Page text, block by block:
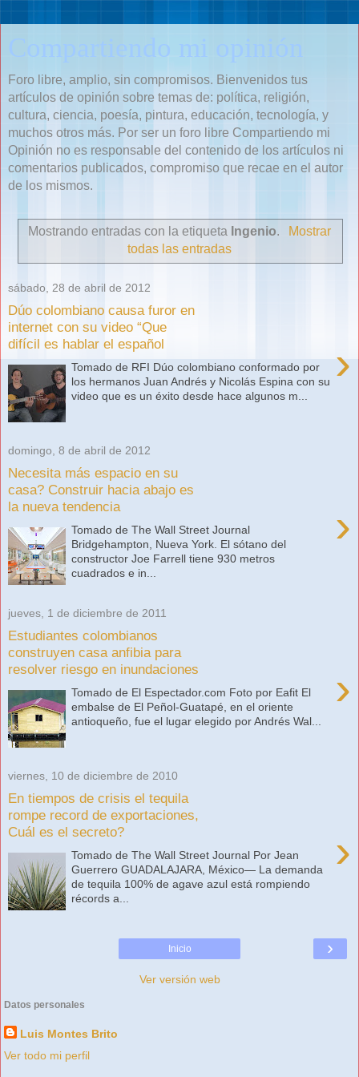
Compartiendo mi opinión
Foro libre, amplio, sin compromisos. Bienvenidos tus
artículos de opinión sobre temas de: política, religión,
cultura, ciencia, poesía, pintura, educación, tecnología, y
muchos otros más. Por ser un foro libre Compartiendo mi
Opinión no es responsable del contenido de los artículos ni
comentarios publicados, compromiso que recae en el autor
de los mismos.
Mostrando entradas con la etiqueta Ingenio.
Mostrar
todas las entradas
sábado, 28 de abril de 2012
Dúo colombiano causa furor en
internet con su video “Que
difícil es hablar el español
›
Tomado de RFI Dúo colombiano conformado por
los hermanos Juan Andrés y Nicolás Espina con su
video que es un éxito desde hace algunos m...
domingo, 8 de abril de 2012
Necesita más espacio en su
casa? Construir hacia abajo es
la nueva tendencia
›
Tomado de The Wall Street Journal
Bridgehampton, Nueva York. El sótano del
constructor Joe Farrell tiene 930 metros
cuadrados e in...
jueves, 1 de diciembre de 2011
Estudiantes colombianos
construyen casa anfibia para
resolver riesgo en inundaciones
›
Tomado de El Espectador.com Foto por Eafit El
embalse de El Peñol-Guatapé, en el oriente
antioqueño, fue el lugar elegido por Andrés Wal...
viernes, 10 de diciembre de 2010
En tiempos de crisis el tequila
rompe record de exportaciones,
Cuál es el secreto?
›
Tomado de The Wall Street Journal Por Jean
Guerrero GUADALAJARA, México— La demanda
de tequila 100% de agave azul está rompiendo
récords a...
›
Inicio
Ver versión web
Datos personales
Luis Montes Brito
Ver todo mi perfil